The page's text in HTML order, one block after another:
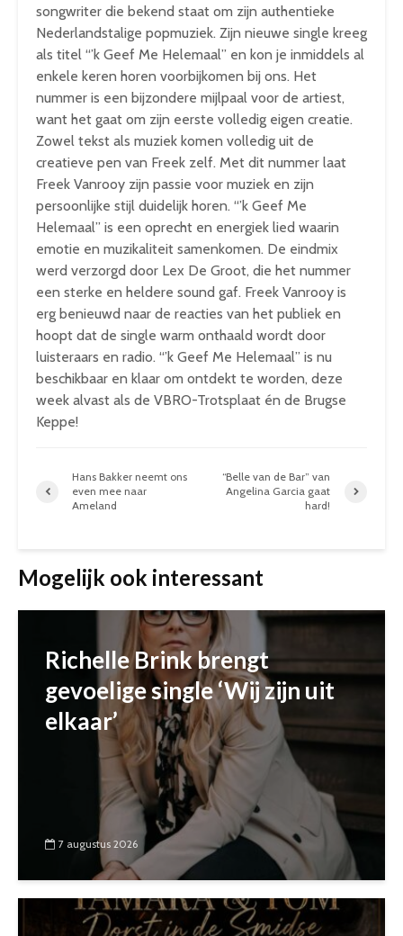
songwriter die bekend staat om zijn authentieke
Nederlandstalige popmuziek. Zijn nieuwe single kreeg
als titel “’k Geef Me Helemaal” en kon je inmiddels al
enkele keren horen voorbijkomen bij ons. Het
nummer is een bijzondere mijlpaal voor de artiest,
want het gaat om zijn eerste volledig eigen creatie.
Zowel tekst als muziek komen volledig uit de
creatieve pen van Freek zelf. Met dit nummer laat
Freek Vanrooy zijn passie voor muziek en zijn
persoonlijke stijl duidelijk horen. “’k Geef Me
Helemaal” is een oprecht en energiek lied waarin
emotie en muzikaliteit samenkomen. De eindmix
werd verzorgd door Lex De Groot, die het nummer
een sterke en heldere sound gaf. Freek Vanrooy is
erg benieuwd naar de reacties van het publiek en
hoopt dat de single warm onthaald wordt door
luisteraars en radio. “’k Geef Me Helemaal” is nu
beschikbaar en klaar om ontdekt te worden, deze
week alvast als de VBRO-Trotsplaat én de Brugse
Keppe!
Hans Bakker neemt ons
even mee naar
Ameland
“Belle van de Bar” van
Angelina Garcia gaat
hard!
Mogelijk ook interessant
Richelle Brink brengt
gevoelige single ‘Wij zijn uit
elkaar’
7 augustus 2026